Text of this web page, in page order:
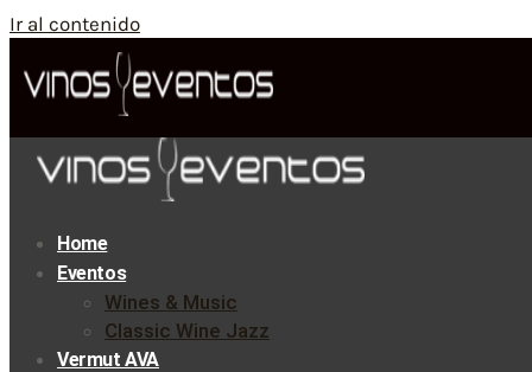
Ir al contenido
Home
Eventos
Wines & Music
Classic Wine Jazz
Vermut AVA